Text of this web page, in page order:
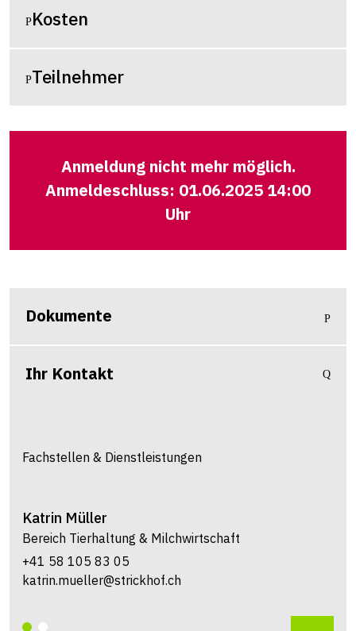
Kosten
Teilnehmer
Anmeldung nicht mehr möglich.
Anmeldeschluss: 01.06.2025 14:00
Uhr
Dokumente
Ihr Kontakt
Fachstellen & Dienstleistungen
Katrin Müller
Bereich Tierhaltung & Milchwirtschaft
+41 58 105 83 05
katrin.mueller@strickhof.ch